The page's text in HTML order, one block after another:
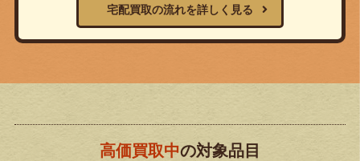
宅配買取の流れを詳しく見る
高価買取中の対象品目